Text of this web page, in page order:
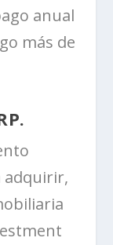
anual
más de
adquirir,